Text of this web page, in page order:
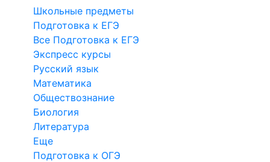
Школьные предметы
Подготовка к ЕГЭ
Все Подготовка к ЕГЭ
Экспресс курсы
Русский язык
Математика
Обществознание
Биология
Литература
Еще
Подготовка к ОГЭ